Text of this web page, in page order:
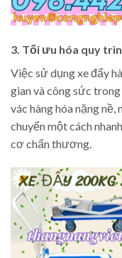
3. Tối ưu hóa quy
Việc sử dụng xe đẩy
gian và công sức
vác hàng hóa nặng
chuyển một cách
cơ chấn thương.